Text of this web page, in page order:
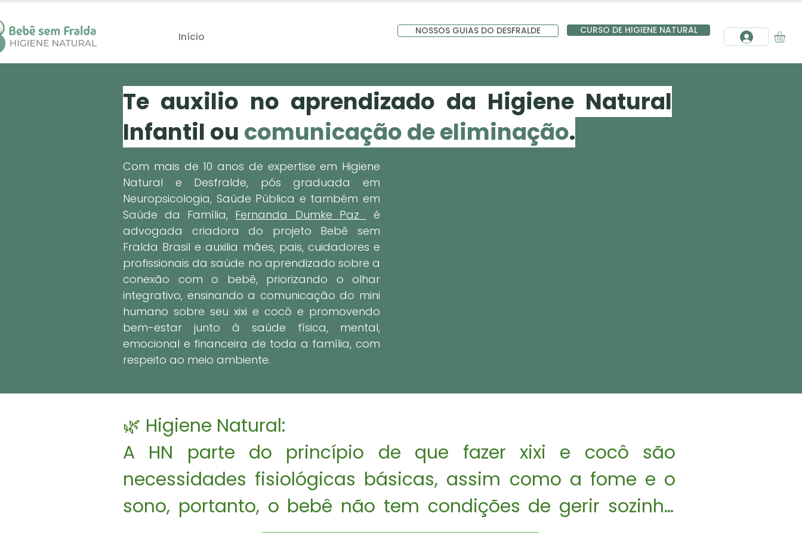
Início NOSSOS GUIAS DO DESFRALDE CURSO DE HIGIENE NATURAL
Te auxilio no aprendizado da Higiene Natural
Infantil ou comunicação de eliminação.
Com mais de 10 anos de expertise em Higiene
Natural e Desfralde, pós graduada em
Neuropsicologia, Saúde Pública e também em
Saúde da Família, Fernanda Dumke Paz
é
advogada criadora do projeto Bebê sem
Fralda Brasil e auxilia mães, pais, cuidadores e
profissionais da saúde no aprendizado sobre a
conexão com o bebê, priorizando o olhar
integrativo, ensinando a comunicação do mini
humano sobre seu xixi e cocô e promovendo
bem-estar junto à saúde física, mental,
emocional e financeira de toda a família, com
respeito ao meio ambiente.
🌿 Higiene Natural:
A HN parte do princípio de que fazer xixi e cocô são
necessidades fisiológicas básicas, assim como a fome e o
sono, portanto, o bebê não tem condições de gerir sozinho